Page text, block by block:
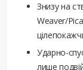
Знизу на
Weaver/
Ударно-
лише